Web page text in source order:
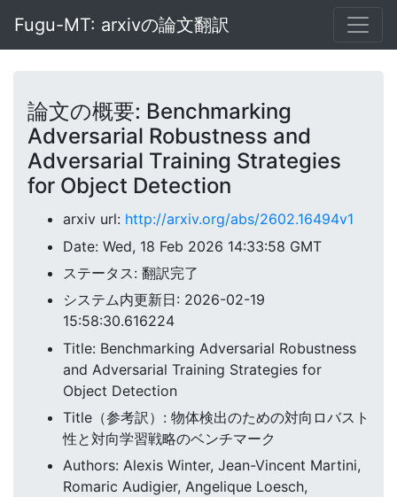
Fugu-MT: arxivの論文翻訳
論文の概要: Benchmarking
Adversarial Robustness and
Adversarial Training Strategies
for Object Detection
arxiv url: http://arxiv.org/abs/2602.16494v1
Date: Wed, 18 Feb 2026 14:33:58 GMT
ステータス: 翻訳完了
システム内更新日: 2026-02-19
15:58:30.616224
Title: Benchmarking Adversarial Robustness
and Adversarial Training Strategies for
Object Detection
Title（参考訳）: 物体検出のための対向ロバスト
性と対向学習戦略のベンチマーク
Authors: Alexis Winter, Jean-Vincent Martini,
Romaric Audigier, Angelique Loesch,